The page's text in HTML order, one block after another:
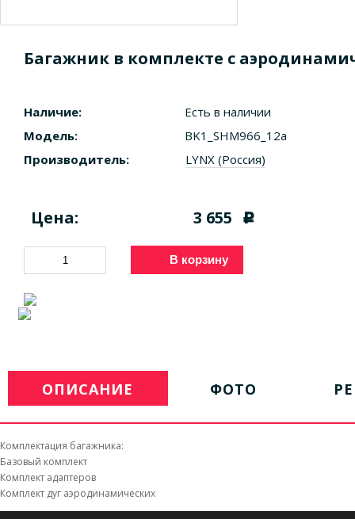
Багажник в комплекте с
Наличие:
Есть в наличии
Модель:
BK1_SHM966_12a
Производитель:
LYNX (Россия)
Цена: 3 655 c
В корзину
ОПИСАНИЕ ФОТО
Комплектация багажника:
Базовый комплект
Комплект адаптеров
Комплект дуг аэродинамических